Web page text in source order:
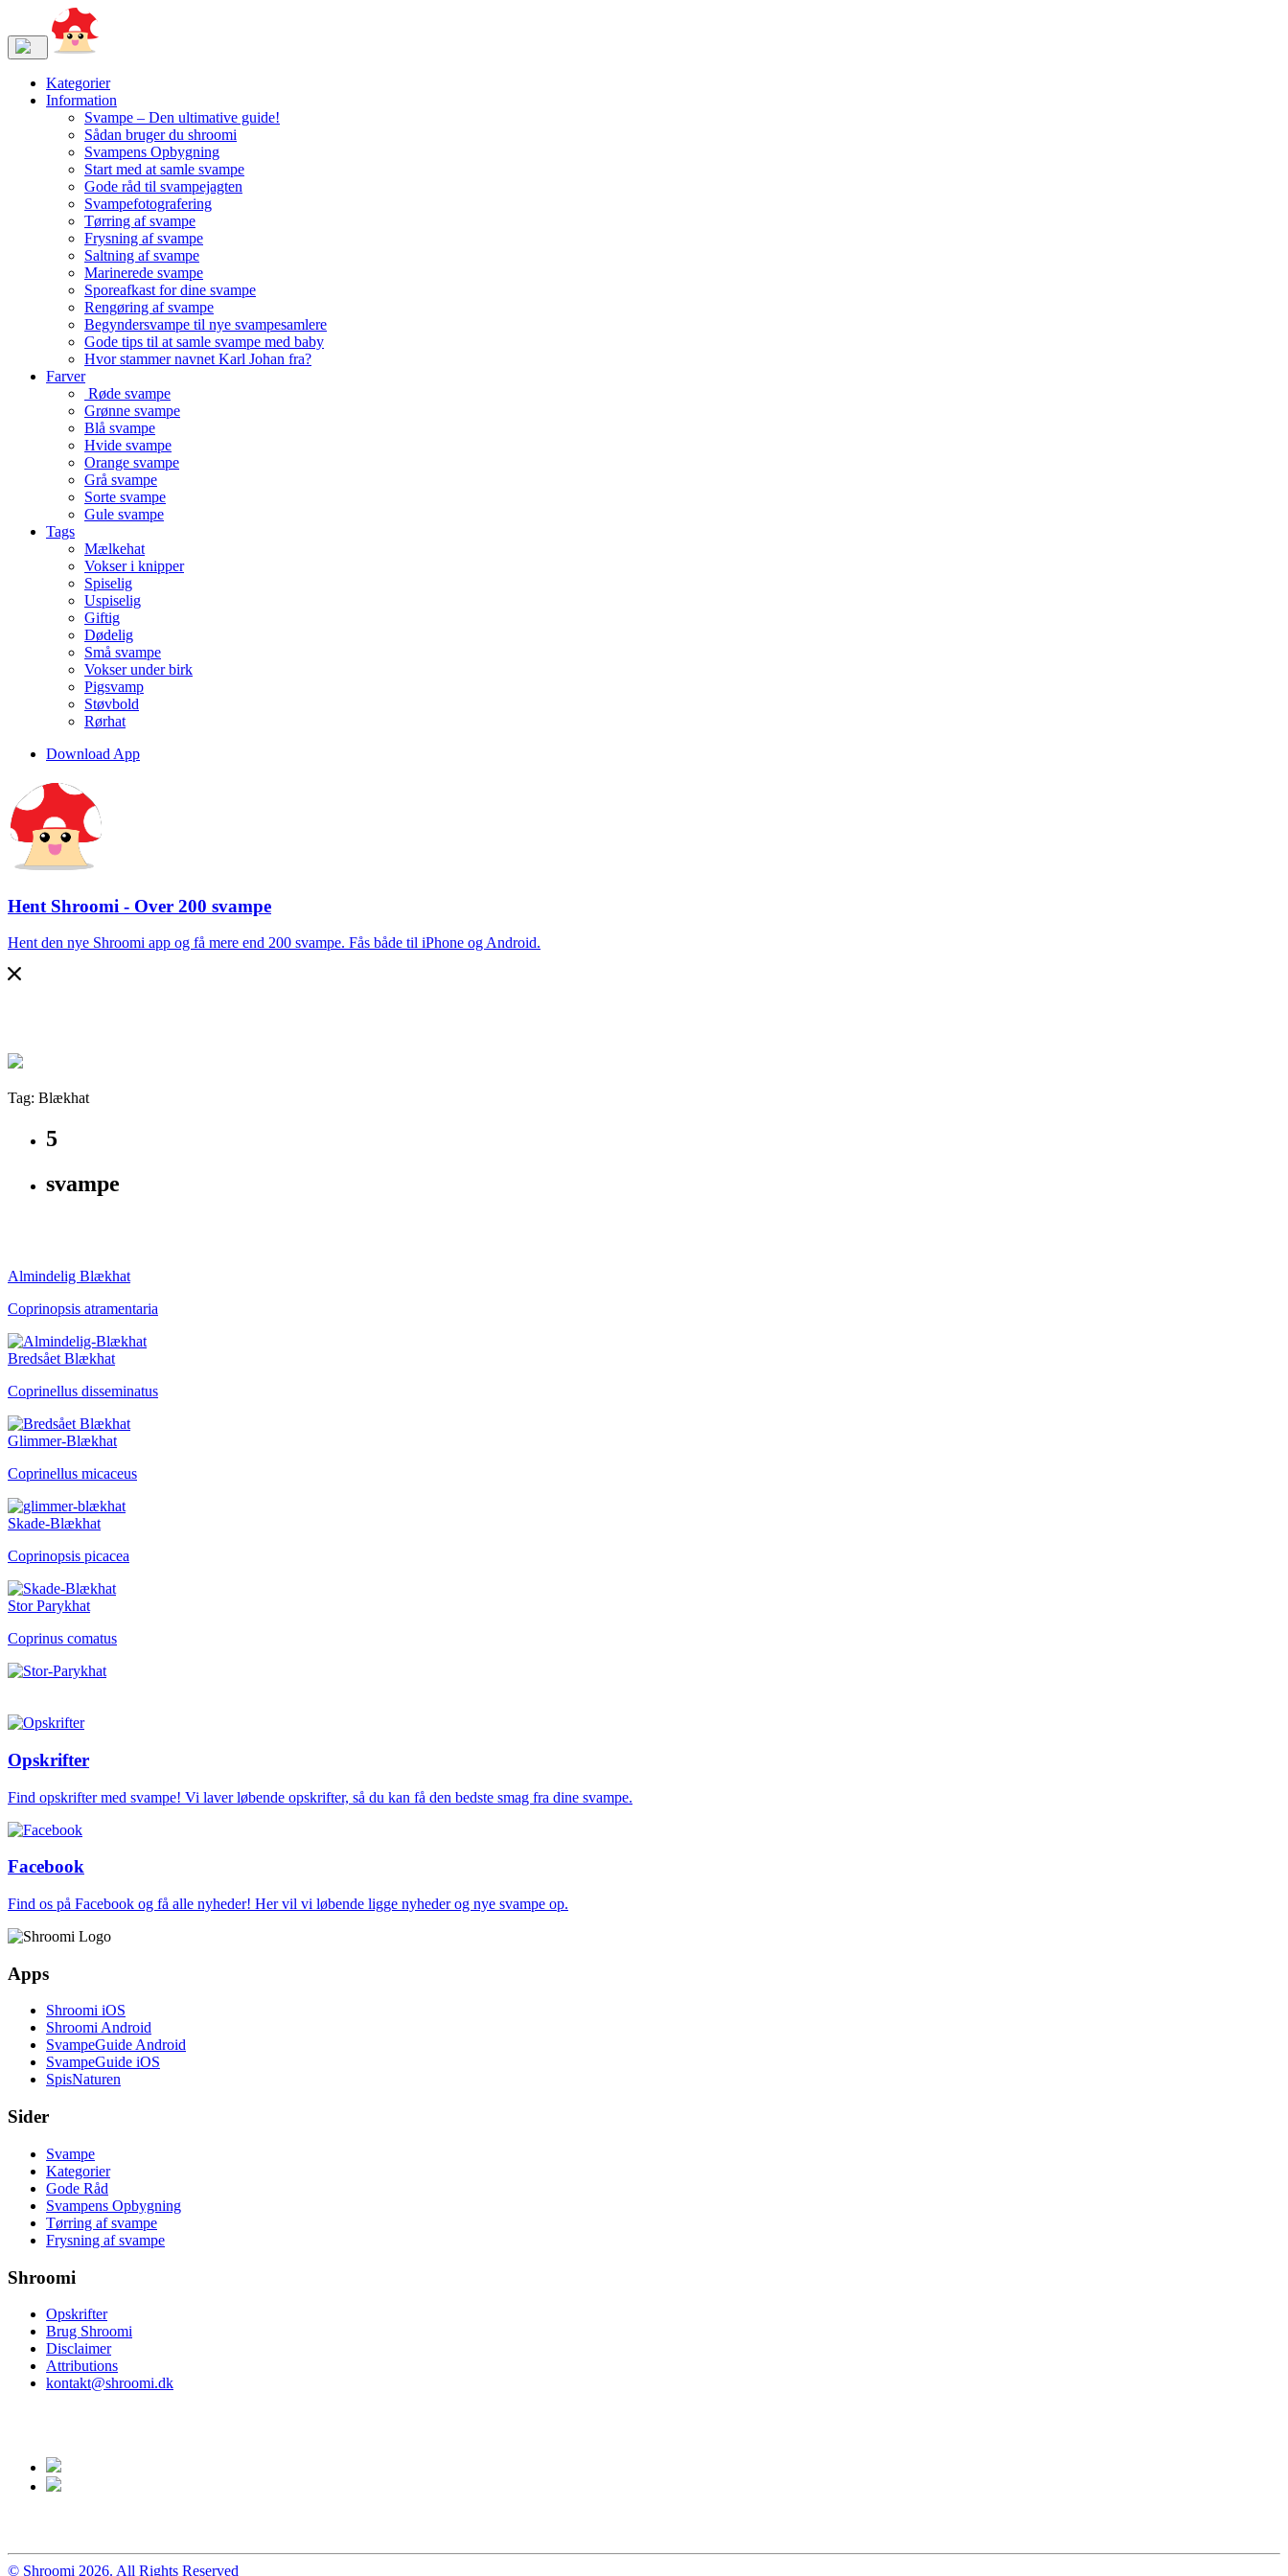
Kategorier
Information
Svampe – Den ultimative guide!
Sådan bruger du shroomi
Svampens Opbygning
Start med at samle svampe
Gode råd til svampejagten
Svampefotografering
Tørring af svampe
Frysning af svampe
Saltning af svampe
Marinerede svampe
Sporeafkast for dine svampe
Rengøring af svampe
Begyndersvampe til nye svampesamlere
Gode tips til at samle svampe med baby
Hvor stammer navnet Karl Johan fra?
Farver
Røde svampe
Grønne svampe
Blå svampe
Hvide svampe
Orange svampe
Grå svampe
Sorte svampe
Gule svampe
Tags
Mælkehat
Vokser i knipper
Spiselig
Uspiselig
Giftig
Dødelig
Små svampe
Vokser under birk
Pigsvamp
Støvbold
Rørhat
Download App
Hent Shroomi - Over 200 svampe
Hent den nye Shroomi app og få mere end 200 svampe. Fås både til iPhone og Android.
Tag: Blækhat
5
svampe
Almindelig Blækhat
Coprinopsis atramentaria
Bredsået Blækhat
Coprinellus disseminatus
Glimmer-Blækhat
Coprinellus micaceus
Skade-Blækhat
Coprinopsis picacea
Stor Parykhat
Coprinus comatus
Opskrifter
Find opskrifter med svampe! Vi laver løbende opskrifter, så du kan få den bedste smag fra dine svampe.
Facebook
Find os på Facebook og få alle nyheder! Her vil vi løbende ligge nyheder og nye svampe op.
Apps
Shroomi iOS
Shroomi Android
SvampeGuide Android
SvampeGuide iOS
SpisNaturen
Sider
Svampe
Kategorier
Gode Råd
Svampens Opbygning
Tørring af svampe
Frysning af svampe
Shroomi
Opskrifter
Brug Shroomi
Disclaimer
Attributions
kontakt@shroomi.dk
© Shroomi 2026. All Rights Reserved